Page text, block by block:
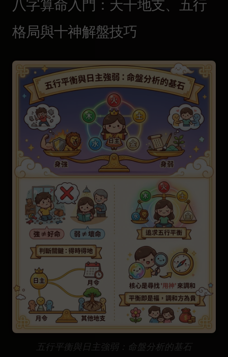
八字算命入門：天干地支、五行
格局與十神解盤技巧
五行平衡與日主強弱：命盤分析的基石